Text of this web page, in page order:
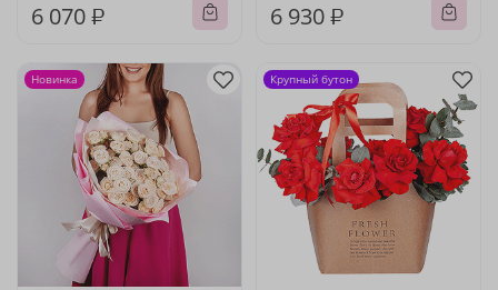
6 070 ₽ 6 930 ₽
Новинка Крупный бутон